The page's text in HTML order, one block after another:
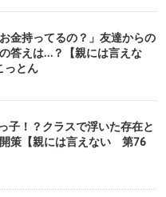
金持ってるの？」友達からの
答えは…？【親には言えな
とん
子！？クラスで浮いた存在と
策【親には言えない 第76